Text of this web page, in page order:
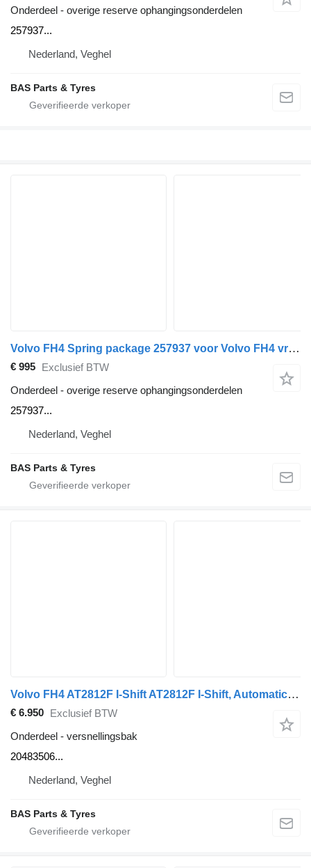
Onderdeel - overige reserve ophangingsonderdelen
257937...
Nederland, Veghel
BAS Parts & Tyres
Volvo FH4 Spring package 257937 voor Volvo FH4 vrachtwagen
€ 995 Exclusief BTW
Onderdeel - overige reserve ophangingsonderdelen
257937...
Nederland, Veghel
BAS Parts & Tyres
Volvo FH4 AT2812F I-Shift AT2812F I-Shift, Automatic 20483506 versnellingsbak voor Volvo FH4 vrachtwagen
€ 6.950 Exclusief BTW
Onderdeel - versnellingsbak
20483506...
Nederland, Veghel
BAS Parts & Tyres